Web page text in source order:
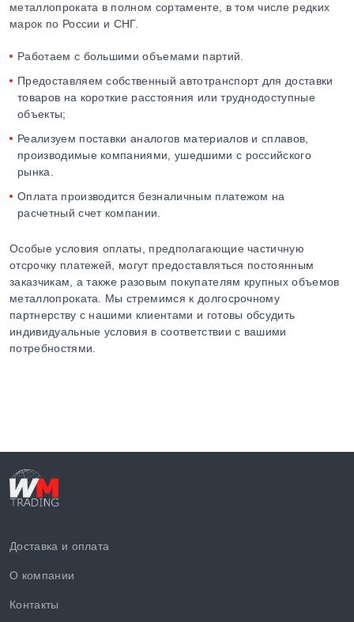
металлопроката в полном сортаменте, в том числе редких
марок по России и СНГ.
Работаем с большими объемами партий.
Предоставляем собственный автотранспорт для доставки
товаров на короткие расстояния или труднодоступные
объекты;
Реализуем поставки аналогов материалов и сплавов,
производимые компаниями, ушедшими с российского
рынка.
Оплата производится безналичным платежом на
расчетный счет компании.
Особые условия оплаты, предполагающие частичную
отсрочку платежей, могут предоставляться постоянным
заказчикам, а также разовым покупателям крупных объемов
металлопроката. Мы стремимся к долгосрочному
партнерству с нашими клиентами и готовы обсудить
индивидуальные условия в соответствии с вашими
потребностями.
Доставка и оплата
О компании
Контакты